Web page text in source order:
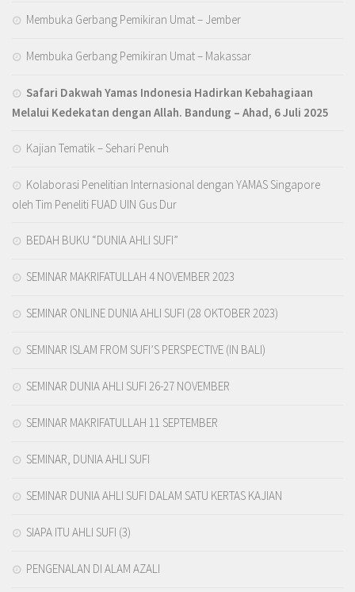
Membuka Gerbang Pemikiran Umat – Jember
Membuka Gerbang Pemikiran Umat – Makassar
Safari Dakwah Yamas Indonesia Hadirkan Kebahagiaan
Melalui Kedekatan dengan Allah. Bandung – Ahad, 6 Juli 2025
Kajian Tematik – Sehari Penuh
Kolaborasi Penelitian Internasional dengan YAMAS Singapore
oleh Tim Peneliti FUAD UIN Gus Dur
BEDAH BUKU “DUNIA AHLI SUFI”
SEMINAR MAKRIFATULLAH 4 NOVEMBER 2023
SEMINAR ONLINE DUNIA AHLI SUFI (28 OKTOBER 2023)
SEMINAR ISLAM FROM SUFI’S PERSPECTIVE (IN BALI)
SEMINAR DUNIA AHLI SUFI 26-27 NOVEMBER
SEMINAR MAKRIFATULLAH 11 SEPTEMBER
SEMINAR, DUNIA AHLI SUFI
SEMINAR DUNIA AHLI SUFI DALAM SATU KERTAS KAJIAN
SIAPA ITU AHLI SUFI (3)
PENGENALAN DI ALAM AZALI